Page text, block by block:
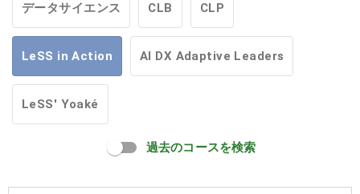
データサイエンス CLB CLP
LeSS in Action AI DX Adaptive Leaders
LeSS' Yoaké
過去のコースを検索